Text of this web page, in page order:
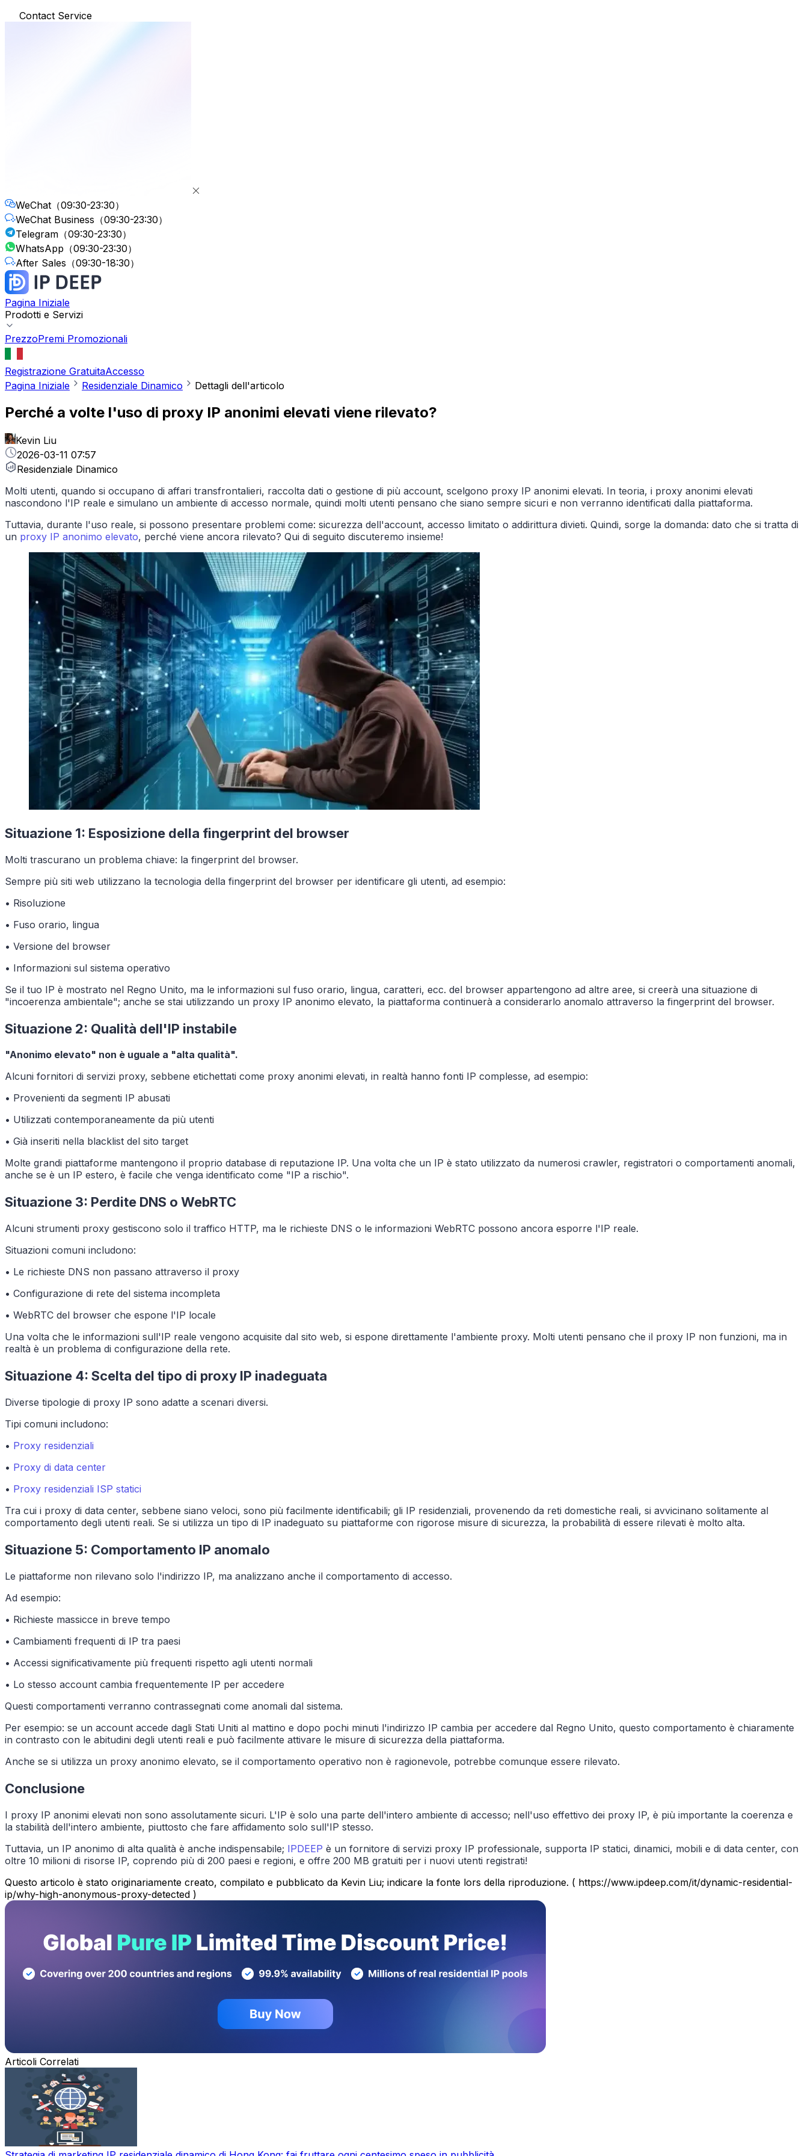
Contact Service
WeChat （09:30-23:30）
WeChat Business （09:30-23:30）
Telegram （09:30-23:30）
WhatsApp （09:30-23:30）
After Sales （09:30-18:30）
Pagina Iniziale
Prodotti e Servizi
PrezzoPremi Promozionali
Registrazione GratuitaAccesso
Pagina Iniziale
Residenziale Dinamico Dettagli dell'articolo
Perché a volte l'uso di proxy IP anonimi elevati viene rilevato?
Kevin Liu
2026-03-11 07:57
Residenziale Dinamico
Molti utenti, quando si occupano di affari transfrontalieri, raccolta dati o gestione di più account, scelgono proxy IP anonimi elevati. In teoria, i proxy anonimi elevati
nascondono l'IP reale e simulano un ambiente di accesso normale, quindi molti utenti pensano che siano sempre sicuri e non verranno identificati dalla piattaforma.
Tuttavia, durante l'uso reale, si possono presentare problemi come: sicurezza dell'account, accesso limitato o addirittura divieti. Quindi, sorge la domanda: dato che si tratta di
un proxy IP anonimo elevato, perché viene ancora rilevato? Qui di seguito discuteremo insieme!
Situazione 1: Esposizione della fingerprint del browser
Molti trascurano un problema chiave: la fingerprint del browser.
Sempre più siti web utilizzano la tecnologia della fingerprint del browser per identificare gli utenti, ad esempio:
• Risoluzione
• Fuso orario, lingua
• Versione del browser
• Informazioni sul sistema operativo
Se il tuo IP è mostrato nel Regno Unito, ma le informazioni sul fuso orario, lingua, caratteri, ecc. del browser appartengono ad altre aree, si creerà una situazione di
"incoerenza ambientale"; anche se stai utilizzando un proxy IP anonimo elevato, la piattaforma continuerà a considerarlo anomalo attraverso la fingerprint del browser.
Situazione 2: Qualità dell'IP instabile
"Anonimo elevato" non è uguale a "alta qualità".
Alcuni fornitori di servizi proxy, sebbene etichettati come proxy anonimi elevati, in realtà hanno fonti IP complesse, ad esempio:
• Provenienti da segmenti IP abusati
• Utilizzati contemporaneamente da più utenti
• Già inseriti nella blacklist del sito target
Molte grandi piattaforme mantengono il proprio database di reputazione IP. Una volta che un IP è stato utilizzato da numerosi crawler, registratori o comportamenti anomali,
anche se è un IP estero, è facile che venga identificato come "IP a rischio".
Situazione 3: Perdite DNS o WebRTC
Alcuni strumenti proxy gestiscono solo il traffico HTTP, ma le richieste DNS o le informazioni WebRTC possono ancora esporre l'IP reale.
Situazioni comuni includono:
• Le richieste DNS non passano attraverso il proxy
• Configurazione di rete del sistema incompleta
• WebRTC del browser che espone l'IP locale
Una volta che le informazioni sull'IP reale vengono acquisite dal sito web, si espone direttamente l'ambiente proxy. Molti utenti pensano che il proxy IP non funzioni, ma in
realtà è un problema di configurazione della rete.
Situazione 4: Scelta del tipo di proxy IP inadeguata
Diverse tipologie di proxy IP sono adatte a scenari diversi.
Tipi comuni includono:
• Proxy residenziali
• Proxy di data center
• Proxy residenziali ISP statici
Tra cui i proxy di data center, sebbene siano veloci, sono più facilmente identificabili; gli IP residenziali, provenendo da reti domestiche reali, si avvicinano solitamente al
comportamento degli utenti reali. Se si utilizza un tipo di IP inadeguato su piattaforme con rigorose misure di sicurezza, la probabilità di essere rilevati è molto alta.
Situazione 5: Comportamento IP anomalo
Le piattaforme non rilevano solo l'indirizzo IP, ma analizzano anche il comportamento di accesso.
Ad esempio:
• Richieste massicce in breve tempo
• Cambiamenti frequenti di IP tra paesi
• Accessi significativamente più frequenti rispetto agli utenti normali
• Lo stesso account cambia frequentemente IP per accedere
Questi comportamenti verranno contrassegnati come anomali dal sistema.
Per esempio: se un account accede dagli Stati Uniti al mattino e dopo pochi minuti l'indirizzo IP cambia per accedere dal Regno Unito, questo comportamento è chiaramente
in contrasto con le abitudini degli utenti reali e può facilmente attivare le misure di sicurezza della piattaforma.
Anche se si utilizza un proxy anonimo elevato, se il comportamento operativo non è ragionevole, potrebbe comunque essere rilevato.
Conclusione
I proxy IP anonimi elevati non sono assolutamente sicuri. L'IP è solo una parte dell'intero ambiente di accesso; nell'uso effettivo dei proxy IP, è più importante la coerenza e
la stabilità dell'intero ambiente, piuttosto che fare affidamento solo sull'IP stesso.
Tuttavia, un IP anonimo di alta qualità è anche indispensabile; IPDEEP è un fornitore di servizi proxy IP professionale, supporta IP statici, dinamici, mobili e di data center, con
oltre 10 milioni di risorse IP, coprendo più di 200 paesi e regioni, e offre 200 MB gratuiti per i nuovi utenti registrati!
Questo articolo è stato originariamente creato, compilato e pubblicato da Kevin Liu; indicare la fonte lors della riproduzione. ( https://www.ipdeep.com/it/dynamic-residential-
ip/why-high-anonymous-proxy-detected )
Articoli Correlati